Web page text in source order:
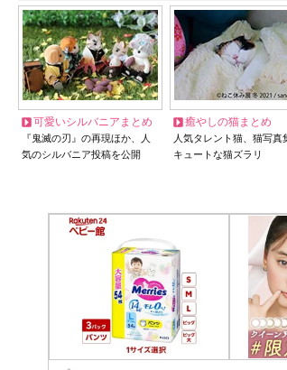
可愛いシルバニアまとめ
『鬼滅の刃』の再現ほか、人
気のシルバニア投稿を公開
癒やしの猫まとめ
人気タレント猫、猫写真
キュートな猫ズラリ